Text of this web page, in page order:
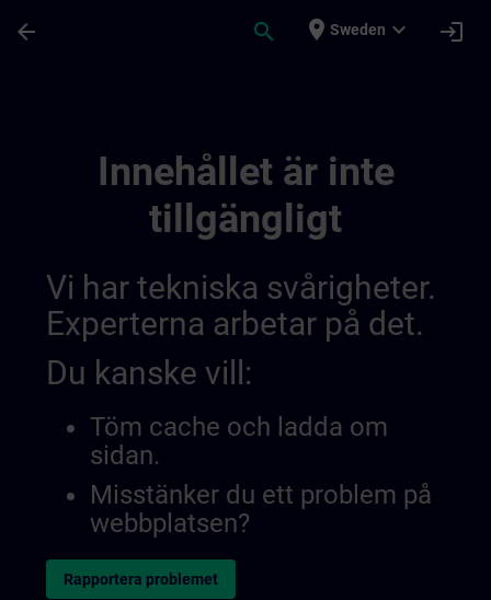
arrow_back search place Sweden expand_more login
Innehållet är inte
tillgängligt
Vi har tekniska svårigheter.
Experterna arbetar på det.
Du kanske vill:
Töm cache och ladda om
sidan.
Misstänker du ett problem på
webbplatsen?
Rapportera problemet